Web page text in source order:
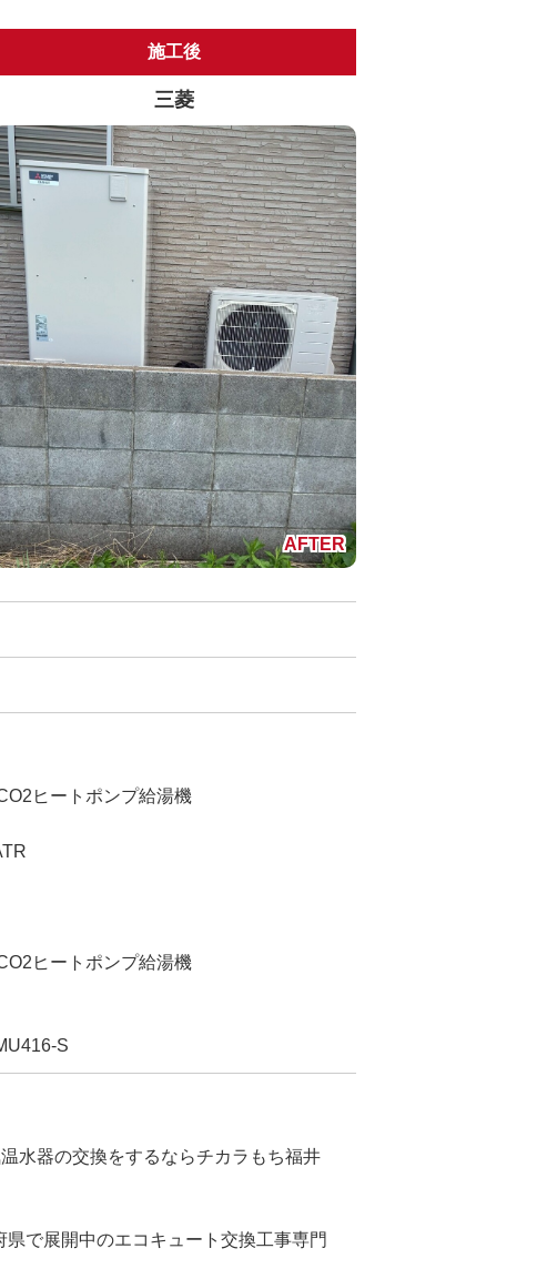
施工後
三菱
ヒートポンプ給湯機
ヒートポンプ給湯機
S
水器の交換をするならチカラもち福井
県で展開中のエコキュート交換工事専門